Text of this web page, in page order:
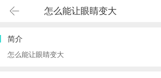
怎么能让眼睛变大
简介
怎么能让眼睛变大